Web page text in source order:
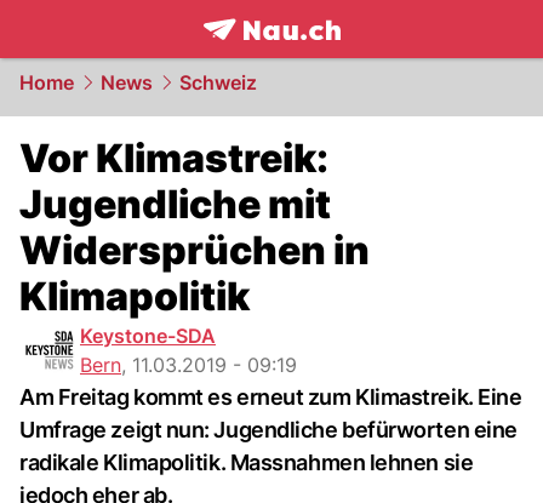
frontpage.NAU.ch
Home News Schweiz
Vor Klimastreik:
Jugendliche mit
Widersprüchen in
Klimapolitik
Keystone-SDA
Bern, 11.03.2019 - 09:19
Am Freitag kommt es erneut zum Klimastreik. Eine
Umfrage zeigt nun: Jugendliche befürworten eine
radikale Klimapolitik. Massnahmen lehnen sie
jedoch eher ab.